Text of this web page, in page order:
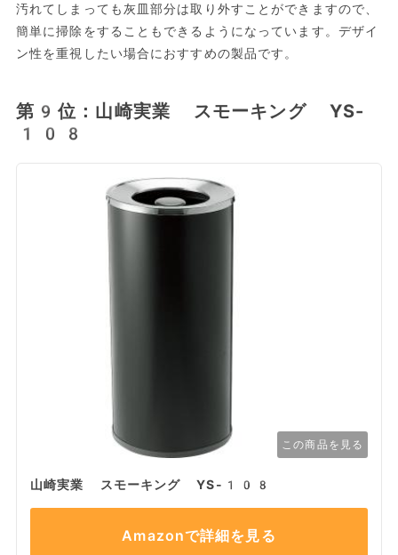
汚れてしまっても灰皿部分は取り外すことができますので、
簡単に掃除をすることもできるようになっています。デザイ
ン性を重視したい場合におすすめの製品です。
第9位：山崎実業 スモーキング YS-
108
この商品を見る
山崎実業 スモーキング YS-108
Amazonで詳細を見る